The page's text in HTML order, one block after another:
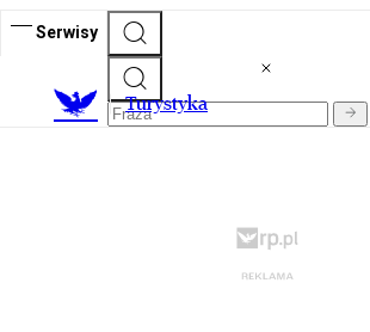
Serwisy
Turystyka